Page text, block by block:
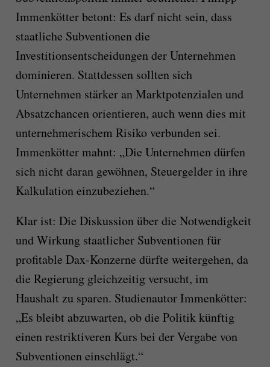
Immenkötter betont: Es darf nicht sein, dass
staatliche Subventionen die
Investitionsentscheidungen der Unternehmen
dominieren. Stattdessen sollten sich
Unternehmen stärker an Marktpotenzialen und
Absatzchancen orientieren, auch wenn dies mit
unternehmerischem Risiko verbunden sei.
Immenkötter mahnt: „Die Unternehmen dürfen
sich nicht daran gewöhnen, Steuergelder in ihre
Kalkulation einzubeziehen.“
Klar ist: Die Diskussion über die Notwendigkeit
und Wirkung staatlicher Subventionen für
profitable Dax-Konzerne dürfte weitergehen, da
die Regierung gleichzeitig versucht, im
Haushalt zu sparen. Studienautor Immenkötter:
„Es bleibt abzuwarten, ob die Politik künftig
einen restriktiveren Kurs bei der Vergabe von
Subventionen einschlägt.“